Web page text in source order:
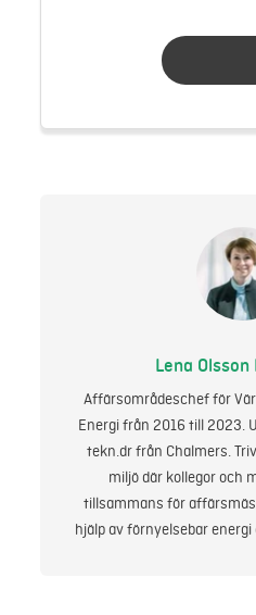
Lena
Affärsområdeschef för
Energi från 2016 till 2023.
tekn.dr från Chalmers.
miljö där kollegor och
tillsammans för
hjälp av förnyelsebar